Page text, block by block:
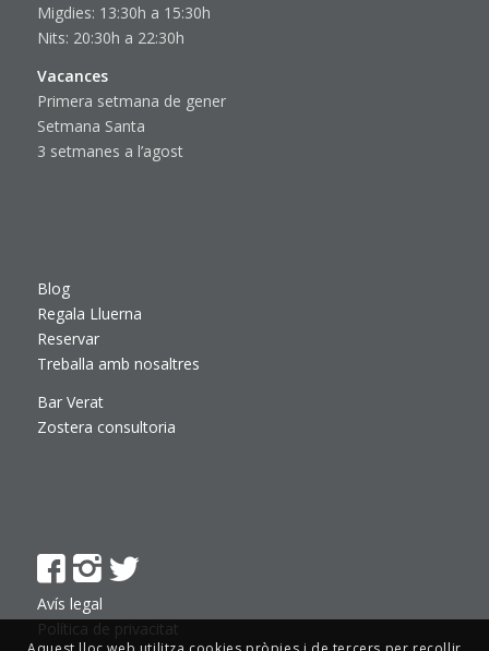
Migdies: 13:30h a 15:30h
Nits: 20:30h a 22:30h
Vacances
Primera setmana de gener
Setmana Santa
3 setmanes a l’agost
Blog
Regala Lluerna
Reservar
Treballa amb nosaltres
Bar Verat
Zostera consultoria
Avís legal
Política de privacitat